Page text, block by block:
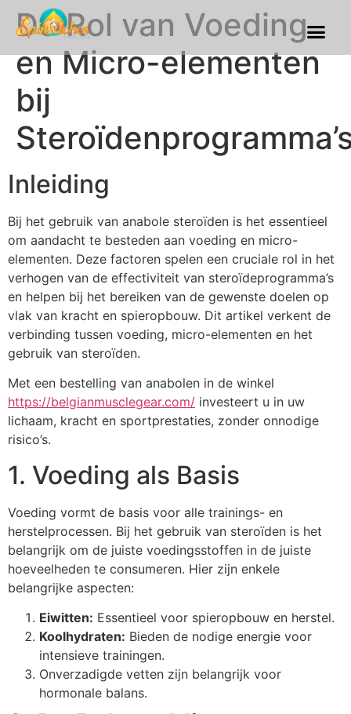
De Rol van Voeding
en Micro-elementen
bij
Inleiding
Bij het gebruik van anabole steroïden is het essentieel
om aandacht te besteden aan voeding en micro-
elementen. Deze factoren spelen een cruciale rol in het
verhogen van de effectiviteit van steroïdeprogramma’s
en helpen bij het bereiken van de gewenste doelen op
vlak van kracht en spieropbouw. Dit artikel verkent de
verbinding tussen voeding, micro-elementen en het
gebruik van steroïden.
Met een bestelling van anabolen in de winkel
https://belgianmusclegear.com/ investeert u in uw
lichaam, kracht en sportprestaties, zonder onnodige
risico’s.
1. Voeding als Basis
Voeding vormt de basis voor alle trainings- en
herstelprocessen. Bij het gebruik van steroïden is het
belangrijk om de juiste voedingsstoffen in de juiste
hoeveelheden te consumeren. Hier zijn enkele
belangrijke aspecten:
Eiwitten: Essentieel voor spieropbouw en herstel.
Koolhydraten: Bieden de nodige energie voor
intensieve trainingen.
Onverzadigde vetten zijn belangrijk voor
hormonale balans.